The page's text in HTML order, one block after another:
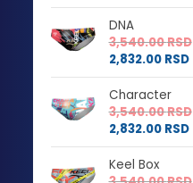
DNA
3,540.00RSD
2,832.00 RSD
Character
3,540.00RSD
2,832.00 RSD
Keel Box